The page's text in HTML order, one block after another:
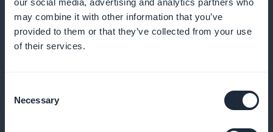
our social media, advertising and analytics partners who
may combine it with other information that you’ve
provided to them or that they’ve collected from your use
of their services.
Selection
Necessary
præstationer
Optimer dine indholdsstrategier ved at analysere